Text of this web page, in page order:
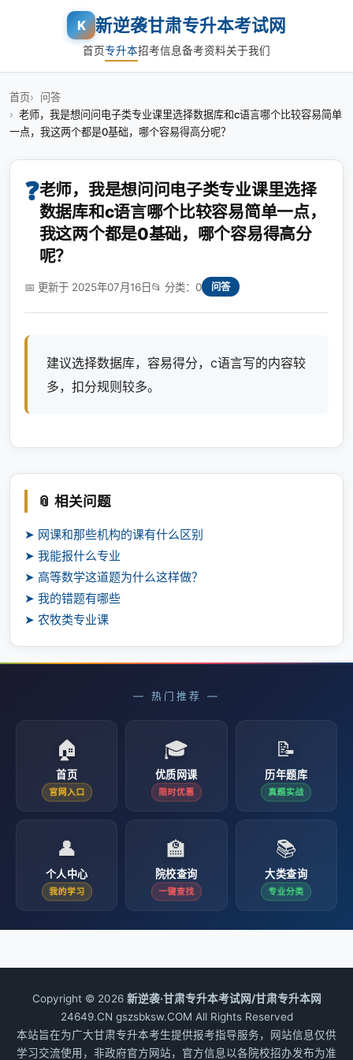
K 新逆袭甘肃专升本考试网
首页专升本招考信息备考资料关于我们
首页
问答
老师，我是想问问电子类专业课里选择数据库和c语言哪个比较容易简单
一点，我这两个都是0基础，哪个容易得高分呢？
❓老师，我是想问问电子类专业课里选择
数据库和c语言哪个比较容易简单一点，
我这两个都是0基础，哪个容易得高分
呢？
📅 更新于 2025年07月16日📂 分类：0 问答
建议选择数据库，容易得分，c语言写的内容较
多，扣分规则较多。
📎 相关问题
➤ 网课和那些机构的课有什么区别
➤ 我能报什么专业
➤ 高等数学这道题为什么这样做？
➤ 我的错题有哪些
➤ 农牧类专业课
— 热门推荐 —
🏠
首页
官网入口
🎓
优质网课
限时优惠
📝
历年题库
真题实战
👤
个人中心
我的学习
🏫
院校查询
一键查找
📚
大类查询
专业分类
Copyright © 2026 新逆袭·甘肃专升本考试网/甘肃专升本网
24649.CN gszsbksw.COM All Rights Reserved
本站旨在为广大甘肃专升本考生提供报考指导服务，网站信息仅供
学习交流使用，非政府官方网站，官方信息以各院校招办发布为准